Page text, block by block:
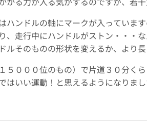
ハンドルの軸にマークが入っていま
、走行中にハンドルがストン・・・
ルそのものの形状を変えるか、より
５０００位のもの）で片道３０分く
はいい運動！と思えるようになりま